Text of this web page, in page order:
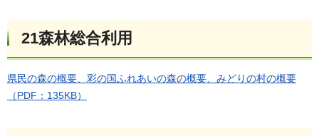
21森林総合利用
県民の森の概要、彩の国ふれあいの森の概要、みどりの村の概要
（PDF：135KB）